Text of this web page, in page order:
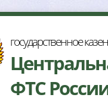
осударственное
ФТС